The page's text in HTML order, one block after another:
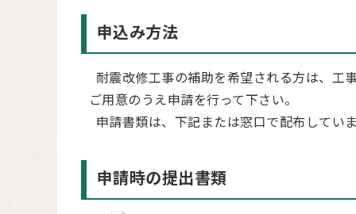
申込み方法
耐震改修工事の補助を希望される方は、工
ご用意のうえ申請を行って下さい。
申請書類は、下記または窓口で配布してい
申請時の提出書類